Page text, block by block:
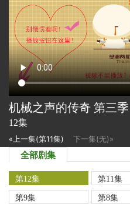
机械之声的传奇 第三季
12集
«上一集(第11集) 下一集(无)»
全部剧集
第12集 第11集
第9集
第8集